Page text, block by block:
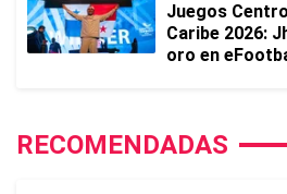
Juegos
Caribe 2026:
oro en
RECOMENDADAS